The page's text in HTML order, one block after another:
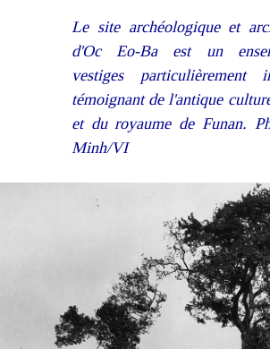
Le site archéologique et
d'Oc Eo-Ba est un
vestiges particulièrement
témoignant de l'antique
et du royaume de Funan.
Minh/VI